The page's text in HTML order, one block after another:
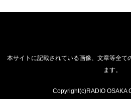
本サイトに記載されている画像、文章等全て
ます。
Copyright(c)RADIO OSAKA